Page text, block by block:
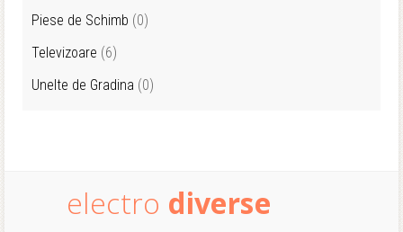
Piese de Schimb (0)
Televizoare (6)
Unelte de Gradina (0)
electro diverse